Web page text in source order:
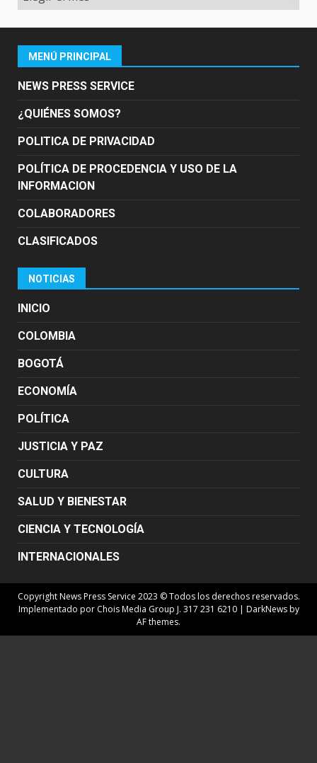
MENÚ PRINCIPAL
NEWS PRESS SERVICE
¿QUIÉNES SOMOS?
POLITICA DE PRIVACIDAD
POLÍTICA DE PROCEDENCIA Y USO DE LA
INFORMACION
COLABORADORES
CLASIFICADOS
NOTICIAS
INICIO
COLOMBIA
BOGOTÁ
ECONOMÍA
POLÍTICA
JUSTICIA Y PAZ
CULTURA
SALUD Y BIENESTAR
CIENCIA Y TECNOLOGÍA
INTERNACIONALES
Copyright News Press Service 2023 © Todos los derechos reservados.
Implementado por Chois Media Group J. 317 231 6210 | DarkNewsby
AF themes.